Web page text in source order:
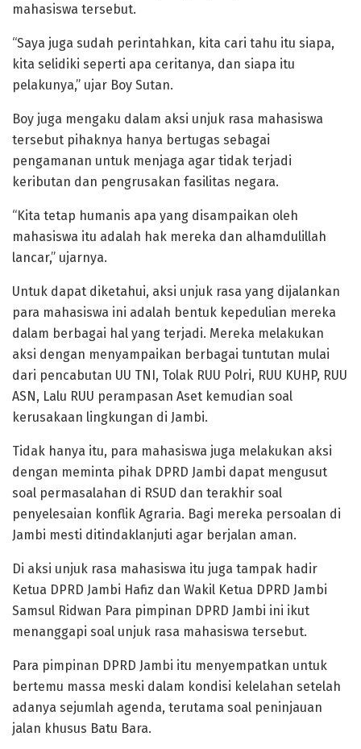
mahasiswa tersebut.
“Saya juga sudah perintahkan, kita cari tahu itu siapa,
kita selidiki seperti apa ceritanya, dan siapa itu
pelakunya,” ujar Boy Sutan.
Boy juga mengaku dalam aksi unjuk rasa mahasiswa
tersebut pihaknya hanya bertugas sebagai
pengamanan untuk menjaga agar tidak terjadi
keributan dan pengrusakan fasilitas negara.
“Kita tetap humanis apa yang disampaikan oleh
mahasiswa itu adalah hak mereka dan alhamdulillah
lancar,” ujarnya.
Untuk dapat diketahui, aksi unjuk rasa yang dijalankan
para mahasiswa ini adalah bentuk kepedulian mereka
dalam berbagai hal yang terjadi. Mereka melakukan
aksi dengan menyampaikan berbagai tuntutan mulai
dari pencabutan UU TNI, Tolak RUU Polri, RUU KUHP, RUU
ASN, Lalu RUU perampasan Aset kemudian soal
kerusakaan lingkungan di Jambi.
Tidak hanya itu, para mahasiswa juga melakukan aksi
dengan meminta pihak DPRD Jambi dapat mengusut
soal permasalahan di RSUD dan terakhir soal
penyelesaian konflik Agraria. Bagi mereka persoalan di
Jambi mesti ditindaklanjuti agar berjalan aman.
Di aksi unjuk rasa mahasiswa itu juga tampak hadir
Ketua DPRD Jambi Hafiz dan Wakil Ketua DPRD Jambi
Samsul Ridwan Para pimpinan DPRD Jambi ini ikut
menanggapi soal unjuk rasa mahasiswa tersebut.
Para pimpinan DPRD Jambi itu menyempatkan untuk
bertemu massa meski dalam kondisi kelelahan setelah
adanya sejumlah agenda, terutama soal peninjauan
jalan khusus Batu Bara.